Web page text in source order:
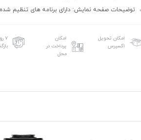
توضیحات صفحه نمایش: دارای برنامه های تنظیم
امکان تحویل
اکسپرس
امکان
پرداخت در
محل
۷